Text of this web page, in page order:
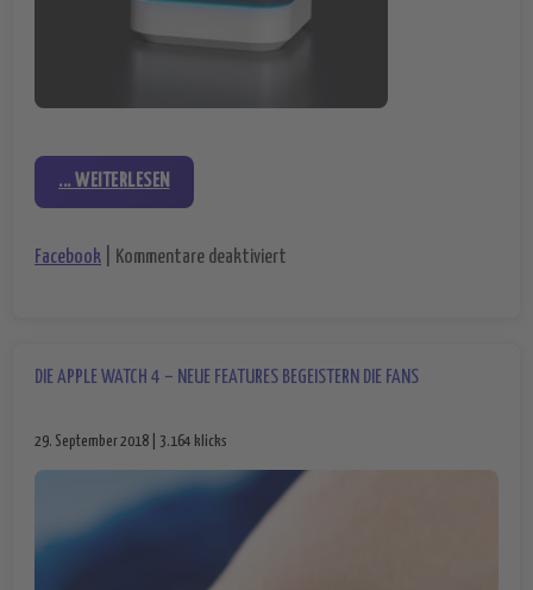
... WEITERLESEN
Facebook Kommentare deaktiviert
DIE APPLE WATCH 4 – NEUE FEATURES BEGEISTERN DIE FANS
29. September 2018 | 3.164 klicks